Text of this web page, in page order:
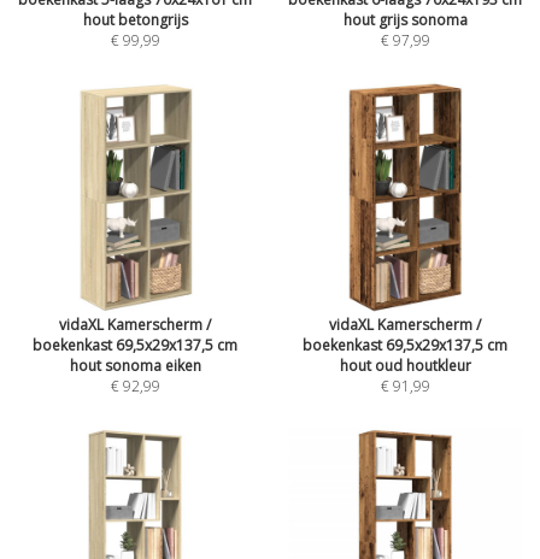
hout betongrijs
€ 99,99
hout grijs sonoma
€ 97,99
vidaXL Kamerscherm /
boekenkast 69,5x29x137,5 cm
hout sonoma eiken
€ 92,99
vidaXL Kamerscherm /
boekenkast 69,5x29x137,5 cm
hout oud houtkleur
€ 91,99